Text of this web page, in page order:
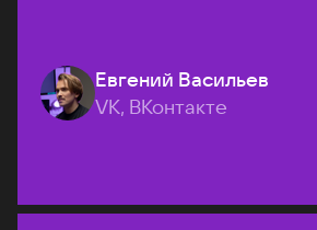
Евгений Васильев
VK, ВКонтакте